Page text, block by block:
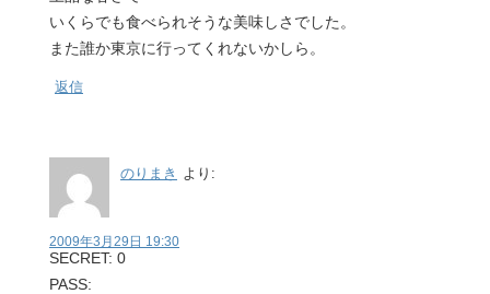
いくらでも食べられそうな美味しさでした。
また誰か東京に行ってくれないかしら。
返信
のりまき より:
2009年3月29日 19:30
SECRET: 0
PASS: